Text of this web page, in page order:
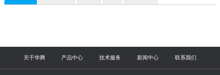
关于华腾 产品中心 技术服务 新闻中心 联系我们